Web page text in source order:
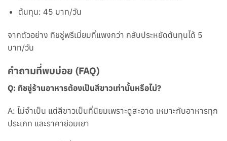
ต้นทุน: 45 บาท/วัน
จากตัวอย่าง ทิชชู่พรีเมี่ยมที่แพงกว่า กลับประหยัดต้นทุนได้ 5
บาท/วัน
คำถามที่พบบ่อย (FAQ)
Q: ทิชชู่ร้านอาหารต้องเป็นสีขาวเท่านั้นหรือไม่?
A: ไม่จำเป็น แต่สีขาวเป็นที่นิยมเพราะดูสะอาด เหมาะกับอาหารทุก
ประเภท และราคาย่อมเยา